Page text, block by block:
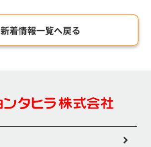
新着情報一覧へ戻る